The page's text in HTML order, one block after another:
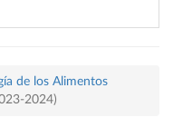
de los Alimentos
2024)